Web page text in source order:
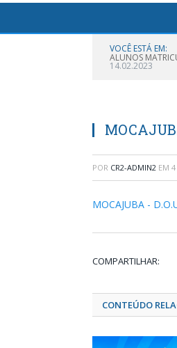
VOCÊ ESTÁ EM:
ALUNOS
14.02.2023
POR CR2-ADMIN2 EM
MOCAJUBA -
COMPARTILHAR:
CONTEÚDO